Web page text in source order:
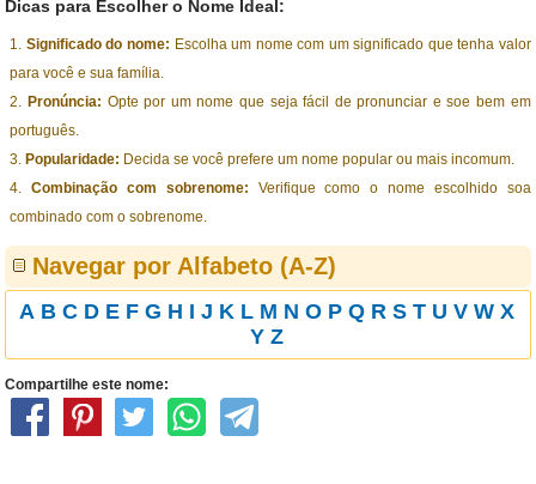
Dicas para Escolher o Nome Ideal:
Significado do nome: Escolha um nome com um significado que tenha valor
para você e sua família.
Pronúncia: Opte por um nome que seja fácil de pronunciar e soe bem em
português.
Popularidade: Decida se você prefere um nome popular ou mais incomum.
Combinação com sobrenome: Verifique como o nome escolhido soa
combinado com o sobrenome.
Navegar por Alfabeto (A-Z)
A B C D E F G H I J K L M N O P Q R S T U V W X
Y Z
Compartilhe este nome: